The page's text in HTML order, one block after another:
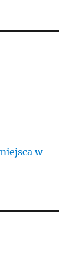
w